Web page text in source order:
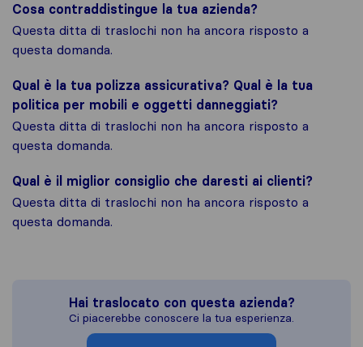
Cosa contraddistingue la tua azienda?
Questa ditta di traslochi non ha ancora risposto a
questa domanda.
Qual è la tua polizza assicurativa? Qual è la tua
politica per mobili e oggetti danneggiati?
Questa ditta di traslochi non ha ancora risposto a
questa domanda.
Qual è il miglior consiglio che daresti ai clienti?
Questa ditta di traslochi non ha ancora risposto a
questa domanda.
Hai traslocato con questa azienda?
Ci piacerebbe conoscere la tua esperienza.